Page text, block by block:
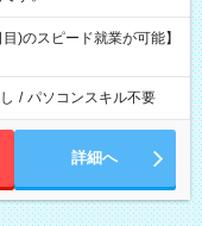
)のスピード就業が可能】
/ パソコンスキル不要
詳細へ